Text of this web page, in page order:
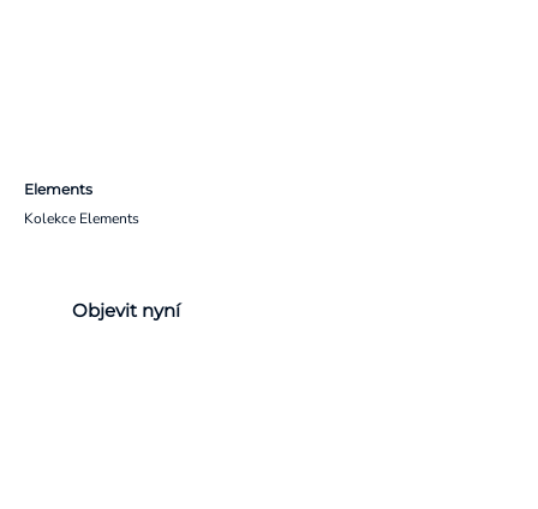
Elements
Kolekce Elements
Objevit nyní